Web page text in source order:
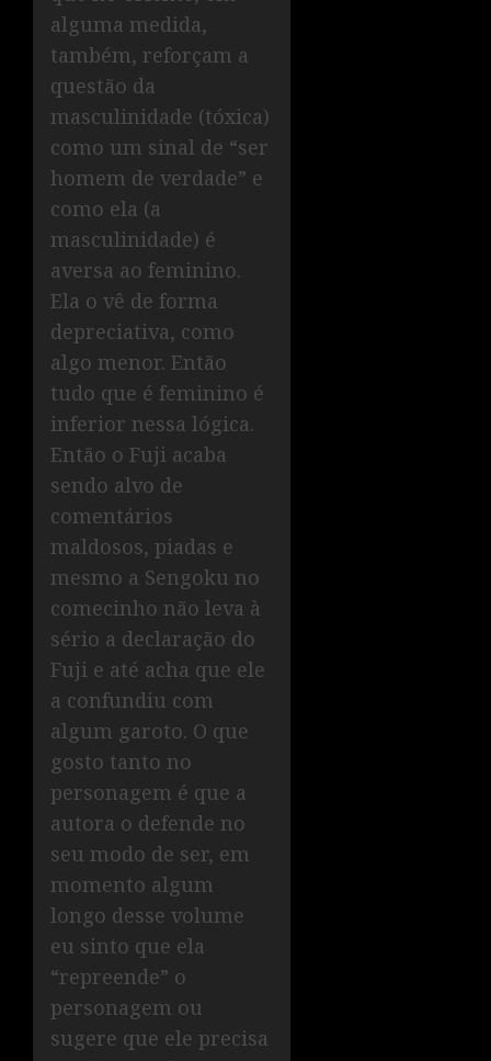
alguma medida,
também, reforçam a
questão da
masculinidade (tóxica)
como um sinal de “ser
homem de verdade” e
como ela (a
masculinidade) é
aversa ao feminino.
Ela o vê de forma
depreciativa, como
algo menor. Então
tudo que é feminino é
inferior nessa lógica.
Então o Fuji acaba
sendo alvo de
comentários
maldosos, piadas e
mesmo a Sengoku no
comecinho não leva à
sério a declaração do
Fuji e até acha que ele
a confundiu com
algum garoto. O que
gosto tanto no
personagem é que a
autora o defende no
seu modo de ser, em
momento algum
longo desse volume
eu sinto que ela
“repreende” o
personagem ou
sugere que ele precisa